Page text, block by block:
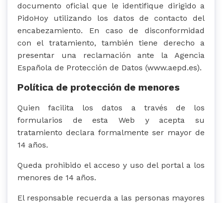
documento oficial que le identifique dirigido a
PidoHoy utilizando los datos de contacto del
encabezamiento. En caso de disconformidad
con el tratamiento, también tiene derecho a
presentar una reclamación ante la Agencia
Española de Protección de Datos (www.aepd.es).
Política de protección de menores
Quien facilita los datos a través de los
formularios de esta Web y acepta su
tratamiento declara formalmente ser mayor de
14 años.
Queda prohibido el acceso y uso del portal a los
menores de 14 años.
El responsable recuerda a las personas mayores